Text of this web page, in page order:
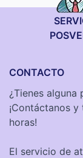
CONTACTO
¿Tienes alguna
¡Contáctanos
horas!
El servicio de